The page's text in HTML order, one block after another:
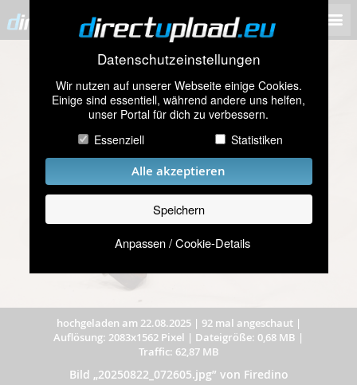
Datenschutzeinstellungen
Wir nutzen auf unserer Webseite einige Cookies.
Einige sind essentiell, während andere uns helfen,
unser Portal für dich zu verbessern.
Essenziell
Statistiken
Alle akzeptieren
Speichern
Anpassen / Cookie-Details
hochgeladen am 22.08.2025| 92 mal angeschaut|
Auflösung: 2083x1562 Pixel | Dateigröße: 0,68 MB |
Traffic: 62,87 MB
Bild „20250822_072605.jpg” von Firedino